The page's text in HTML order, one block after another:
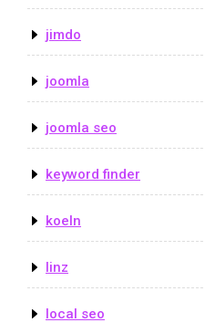
jimdo
joomla
joomla seo
keyword finder
koeln
linz
local seo